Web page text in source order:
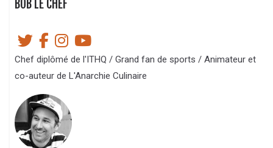
BOB LE CHEF
Chef diplômé de l'ITHQ / Grand fan de sports / Animateur et
co-auteur de L'Anarchie Culinaire